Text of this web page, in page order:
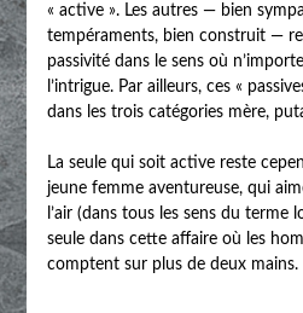
« active ». Les autres — bien
tempéraments, bien construit —
passivité dans le sens où
l’intrigue. Par ailleurs, ces «
dans les trois catégories mère,
La seule qui soit active reste
jeune femme aventureuse, qui
l’air (dans tous les sens du terme
seule dans cette affaire où les
comptent sur plus de deux mains.